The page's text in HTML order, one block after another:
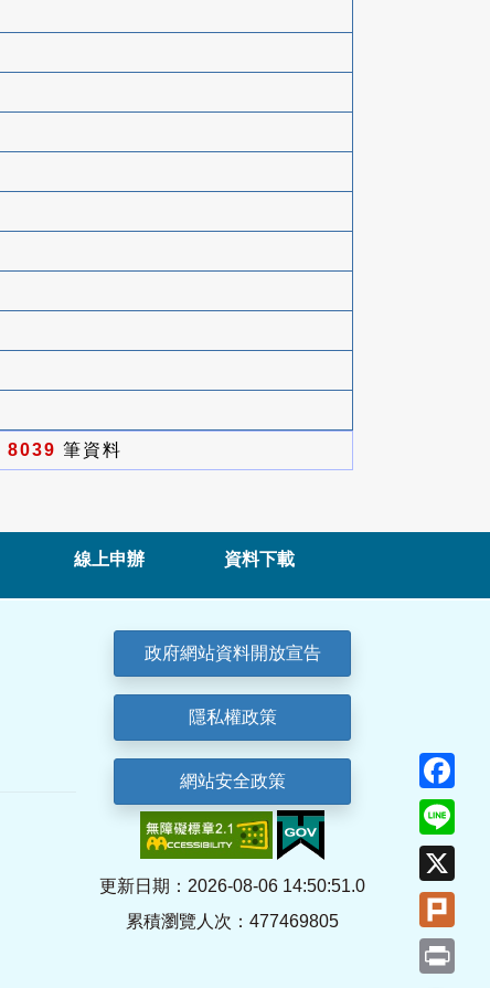
8039 筆資料
線上申辦 資料下載
政府網站資料開放宣告
隱私權政策
網站安全政策
更新日期：2026-08-06 14:50:51.0
累積瀏覽人次：477469805